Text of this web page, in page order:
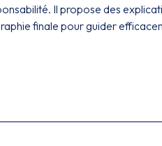
Il propose des
finale pour guider